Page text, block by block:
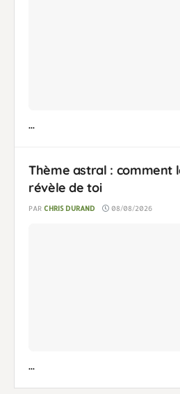
...
Thème astral : comment
révèle de toi
PAR CHRIS DURAND 08/08/2026
...